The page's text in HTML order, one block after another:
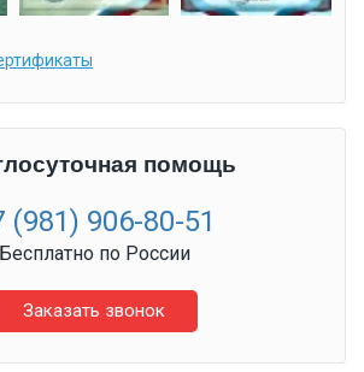
помощь
(981) 906-80-51
Бесплатно по России
Заказать звонок